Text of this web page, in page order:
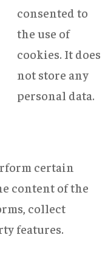
consented to
the use of
cookies. It does
not store any
personal data.
certain
content of the
collect
features.